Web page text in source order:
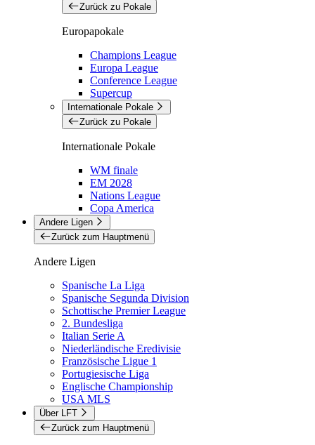
Zurück zu Pokale
Europapokale
Champions League
Europa League
Conference League
Supercup
Internationale Pokale
Zurück zu Pokale
Internationale Pokale
WM finale
EM 2028
Nations League
Copa America
Andere Ligen
Zurück zum Hauptmenü
Andere Ligen
Spanische La Liga
Spanische Segunda Division
Schottische Premier League
2. Bundesliga
Italian Serie A
Niederländische Eredivisie
Französische Ligue 1
Portugiesische Liga
Englische Championship
USA MLS
Über LFT
Zurück zum Hauptmenü